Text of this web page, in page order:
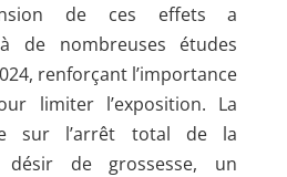
de ces effets a
de nombreuses études
renforçant l’importance
limiter l’exposition. La
sur l’arrêt total de la
de grossesse, un